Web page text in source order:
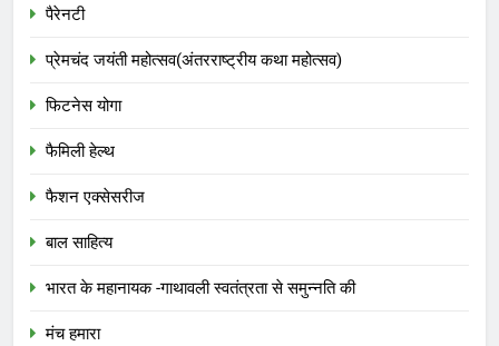
पैरेनटी
प्रेमचंद जयंती महोत्सव(अंतरराष्ट्रीय कथा महोत्सव)
फिटनेस योगा
फैमिली हेल्थ
फैशन एक्सेसरीज
बाल साहित्य
भारत के महानायक -गाथावली स्वतंत्रता से समुन्नति की
मंच हमारा